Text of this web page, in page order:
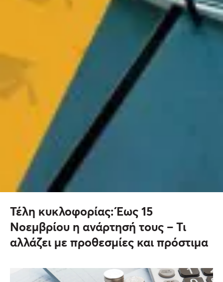
Τέλη κυκλοφορίας: Έως 15
Νοεμβρίου η ανάρτησή τους – Τι
αλλάζει με προθεσμίες και πρόστιμα